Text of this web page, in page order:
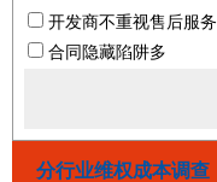
开发商不重视售后服务
合同隐藏陷阱多
分行业维权成本调查